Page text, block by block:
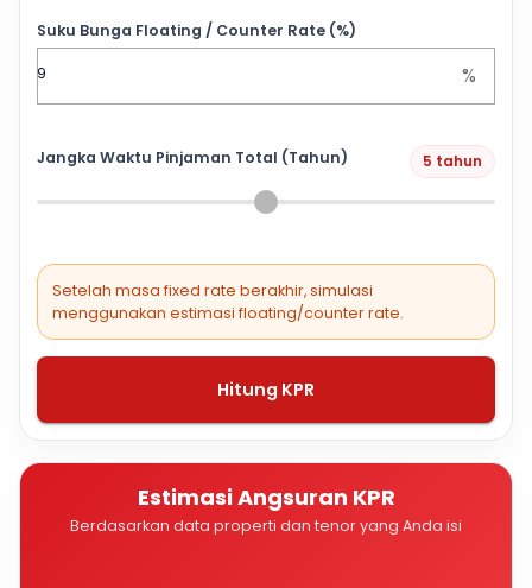
Suku Bunga Floating / Counter Rate (%)
%
Jangka Waktu Pinjaman Total (Tahun) 5 tahun
Setelah masa fixed rate berakhir, simulasi
menggunakan estimasi floating/counter rate.
Hitung KPR
Estimasi Angsuran KPR
Berdasarkan data properti dan tenor yang Anda isi